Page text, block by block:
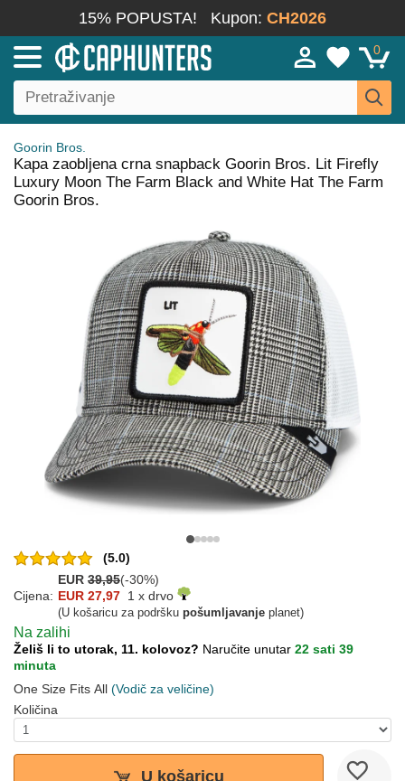
15% POPUSTA! Kupon: CH2026
0
Goorin Bros.
Kapa zaobljena crna snapback Goorin Bros. Lit Firefly
Luxury Moon The Farm Black and White Hat The Farm
Goorin Bros.
(5.0)
EUR 39,95(-30%)
Cijena: EUR 27,97 1 x drvo
(U košaricu za podršku pošumljavanje planet)
Na zalihi
Želiš li to utorak, 11. kolovoz? Naručite unutar 22 sati 39
minuta
One Size Fits All (Vodič za veličine)
Količina
U košaricu